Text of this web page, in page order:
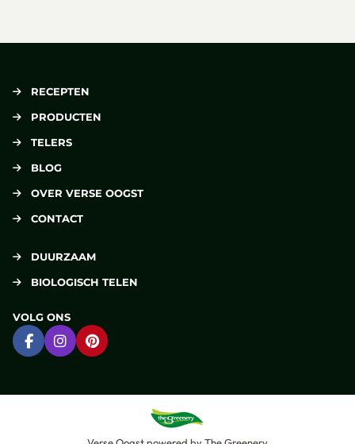
RECEPTEN
PRODUCTEN
TELERS
BLOG
OVER VERSE OOGST
CONTACT
DUURZAAM
BIOLOGISCH TELEN
VOLG ONS
Ga naar Facebook
Ga naar Instagram
Ga naar Pinterest